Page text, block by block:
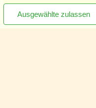
Ausgewählte zulassen